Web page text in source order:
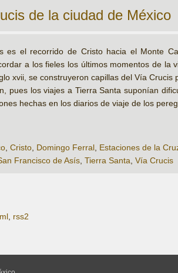
de la ciudad de México
es el recorrido de Cristo hacia el Monte
a los fieles los últimos momentos de la
xvii, se construyeron capillas del Vía
pues los viajes a Tierra Santa suponían
hechas en los diarios de viaje de los
, Cristo, Domingo Ferral, Estaciones de la
Francisco de Asís, Tierra Santa, Vía Crucis
rss2